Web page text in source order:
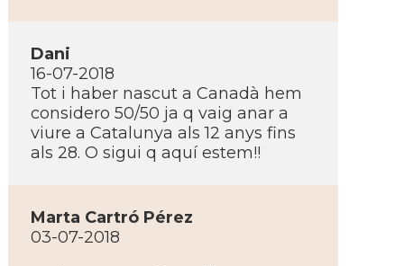
Dani
16-07-2018
Tot i haber nascut a Canadà hem
considero 50/50 ja q vaig anar a
viure a Catalunya als 12 anys fins
als 28. O sigui q aquí­ estem!!
Marta Cartró Pérez
03-07-2018